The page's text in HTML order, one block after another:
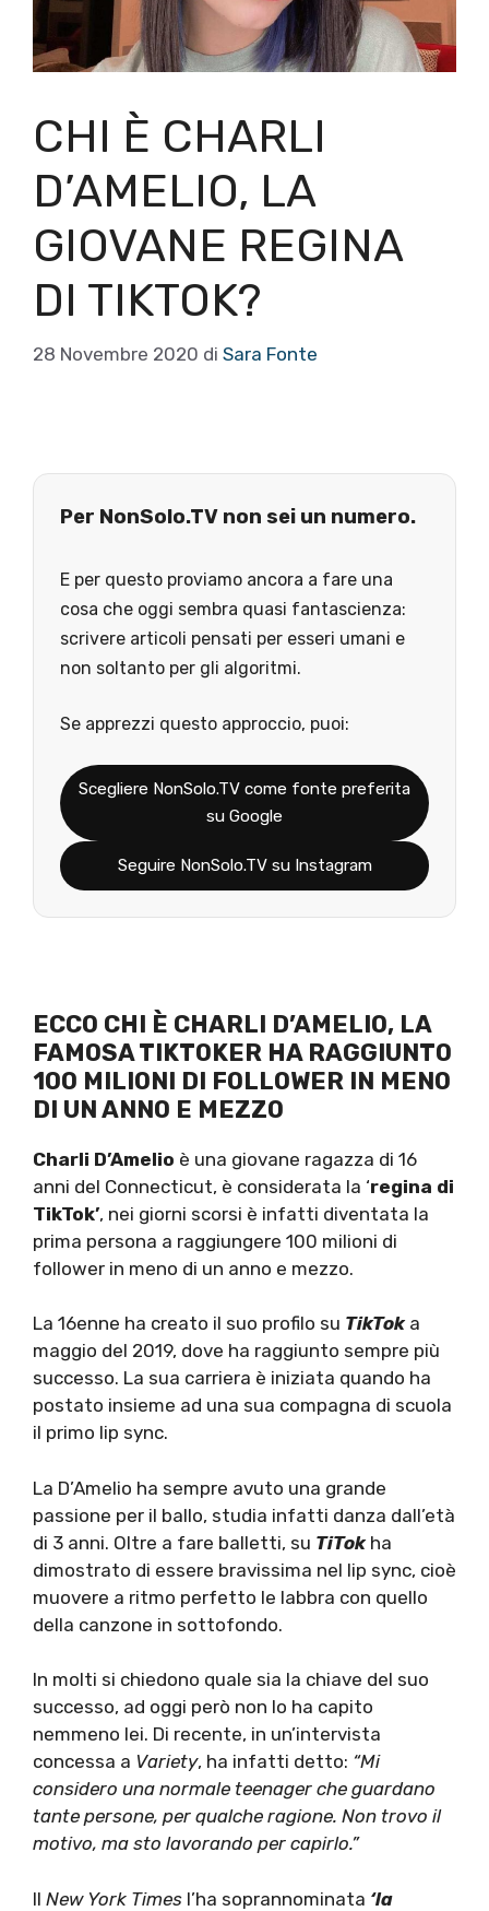
CHI È CHARLI
D’AMELIO, LA
GIOVANE REGINA
DI TIKTOK?
28 Novembre 2020 di Sara Fonte
Per NonSolo.TV non sei un numero.
E per questo proviamo ancora a fare una
cosa che oggi sembra quasi fantascienza:
scrivere articoli pensati per esseri umani e
non soltanto per gli algoritmi.
Se apprezzi questo approccio, puoi:
Scegliere NonSolo.TV come fonte preferita
su Google
Seguire NonSolo.TV su Instagram
ECCO CHI È CHARLI D’AMELIO, LA
FAMOSA TIKTOKER HA RAGGIUNTO
100 MILIONI DI FOLLOWER IN MENO
DI UN ANNO E MEZZO
Charli D’Amelio è una giovane ragazza di 16
anni del Connecticut, è considerata la ‘regina di
TikTok’, nei giorni scorsi è infatti diventata la
prima persona a raggiungere 100 milioni di
follower in meno di un anno e mezzo.
La 16enne ha creato il suo profilo su TikToka
maggio del 2019, dove ha raggiunto sempre più
successo. La sua carriera è iniziata quando ha
postato insieme ad una sua compagna di scuola
il primo lip sync.
La D’Amelio ha sempre avuto una grande
passione per il ballo, studia infatti danza dall’età
di 3 anni. Oltre a fare balletti, su TiTokha
dimostrato di essere bravissima nel lip sync, cioè
muovere a ritmo perfetto le labbra con quello
della canzone in sottofondo.
In molti si chiedono quale sia la chiave del suo
successo, ad oggi però non lo ha capito
nemmeno lei. Di recente, in un’intervista
concessa a Variety, ha infatti detto: “Mi
considero una normale teenager che guardano
tante persone, per qualche ragione. Non trovo il
motivo, ma sto lavorando per capirlo.”
Il New York Times l’ha soprannominata ‘la